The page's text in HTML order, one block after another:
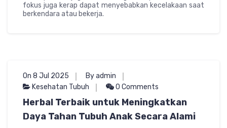
fokus juga kerap dapat menyebabkan kecelakaan saat
berkendara atau bekerja.
On 8 Jul 2025
By admin
Kesehatan Tubuh
0 Comments
Herbal Terbaik untuk Meningkatkan
Daya Tahan Tubuh Anak Secara Alami